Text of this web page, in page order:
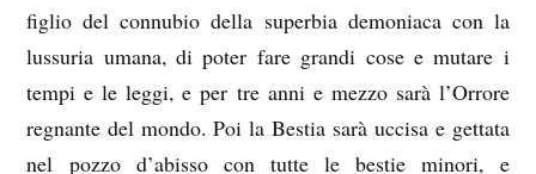
figlio del connubio della superbia demoniaca con la
lussuria umana, di poter fare grandi cose e mutare i
tempi e le leggi, e per tre anni e mezzo sarà l’Orrore
regnante del mondo. Poi la Bestia sarà uccisa e gettata
nel pozzo d’abisso con tutte le bestie minori, e